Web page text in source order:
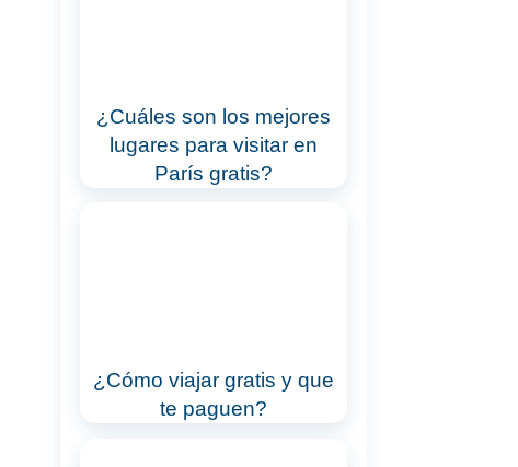
¿Cuáles son los mejores
lugares para visitar en
París gratis?
¿Cómo viajar gratis y que
te paguen?